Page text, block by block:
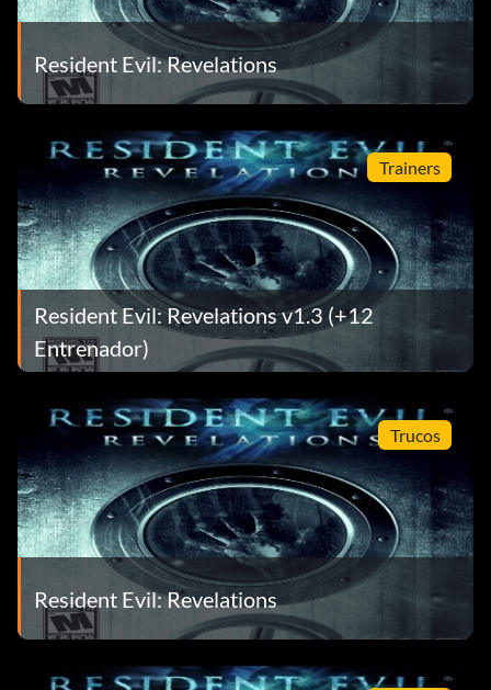
Resident Evil: Revelations
Trainers
Resident Evil: Revelations v1.3 (+12
Entrenador)
Trucos
Resident Evil: Revelations